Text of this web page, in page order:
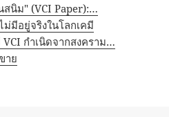
นิม" (VCI Paper):…
มีอยู่จริงในโลกเคมี
กำเนิดจากสงคราม…
าย